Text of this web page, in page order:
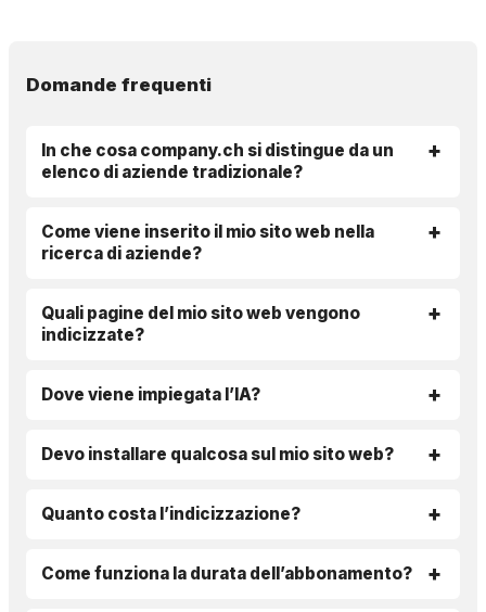
Domande frequenti
In che cosa company.ch si distingue da un
elenco di aziende tradizionale?
Come viene inserito il mio sito web nella
ricerca di aziende?
Quali pagine del mio sito web vengono
indicizzate?
Dove viene impiegata l’IA?
Devo installare qualcosa sul mio sito web?
Quanto costa l’indicizzazione?
Come funziona la durata dell’abbonamento?